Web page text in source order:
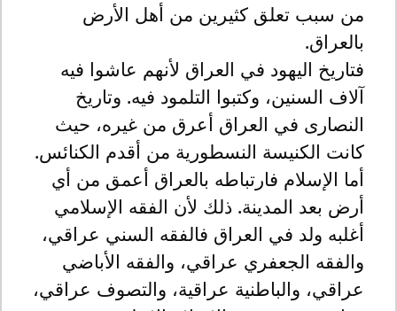
من سبب تعلق كثيرين من أهل الأرض
بالعراق.
فتاريخ اليهود في العراق لأنهم عاشوا فيه
آلاف السنين، وكتبوا التلمود فيه. وتاريخ
النصارى في العراق أعرق من غيره، حيث
كانت الكنيسة النسطورية من أقدم الكنائس.
أما الإسلام فارتباطه بالعراق أعمق من أي
أرض بعد المدينة. ذلك لأن الفقه الإسلامي
أغلبه ولد في العراق فالفقه السني عراقي،
والفقه الجعفري عراقي، والفقه الأباضي
عراقي، والباطنية عراقية، والتصوف عراقي،